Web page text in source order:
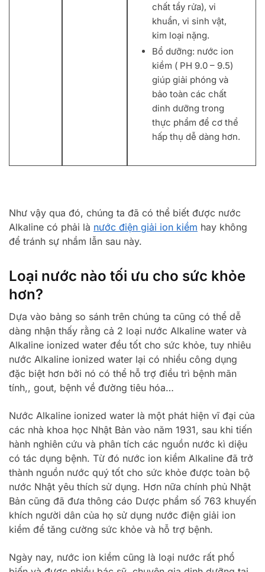
chất tẩy rửa), vi
khuẩn, vi sinh vật,
kim loại nặng.
Bổ dưỡng: nước ion
kiềm ( PH 9.0 – 9.5)
giúp giải phóng và
bảo toàn các chất
dinh dưỡng trong
thực phẩm để cơ thể
hấp thụ dễ dàng hơn.
Như vậy qua đó, chúng ta đã có thể biết được nước
Alkaline có phải là nước điện giải ion kiềm hay không
để tránh sự nhầm lẫn sau này.
Loại nước nào tối ưu cho sức khỏe
hơn?
Dựa vào bảng so sánh trên chúng ta cũng có thể dễ
dàng nhận thấy rằng cả 2 loại nước Alkaline water và
Alkaline ionized water đều tốt cho sức khỏe, tuy nhiêu
nước Alkaline ionized water lại có nhiều công dụng
đặc biệt hơn bởi nó có thể hỗ trợ điều trì bệnh mãn
tính,, gout, bệnh về đường tiêu hóa…
Nước Alkaline ionized water là một phát hiện vĩ đại của
các nhà khoa học Nhật Bản vào năm 1931, sau khi tiến
hành nghiên cứu và phân tích các nguồn nước kì diệu
có tác dụng bệnh. Từ đó nước ion kiềm Alkaline đã trở
thành nguồn nước quý tốt cho sức khỏe được toàn bộ
nước Nhật yêu thích sử dụng. Hơn nữa chính phủ Nhật
Bản cũng đã đưa thông cáo Dược phẩm số 763 khuyến
khích người dân của họ sử dụng nước điện giải ion
kiềm để tăng cường sức khỏe và hỗ trợ bệnh.
Ngày nay, nước ion kiềm cũng là loại nước rất phổ